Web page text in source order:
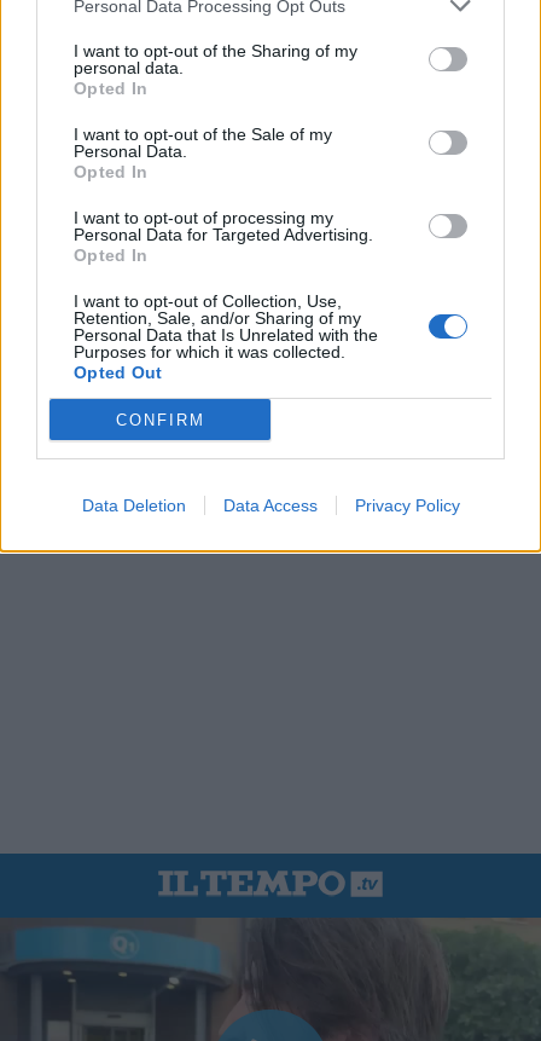
Personal Data Processing Opt Outs
I want to opt-out of the Sharing of my
personal data.
Opted In
I want to opt-out of the Sale of my
Personal Data.
Opted In
I want to opt-out of processing my
Personal Data for Targeted Advertising.
Opted In
I want to opt-out of Collection, Use,
Retention, Sale, and/or Sharing of my
Personal Data that Is Unrelated with the
Purposes for which it was collected.
Opted Out
CONFIRM
Data Deletion Data Access Privacy Policy